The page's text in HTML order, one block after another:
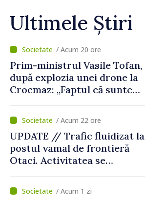
Ultimele Știri
/ Acum 20 ore
Prim-ministrul Vasile Tofan,
după explozia unei drone la
Crocmaz: „Faptul că suntem
ne protejează”
/ Acum 22 ore
UPDATE // Trafic fluidizat la
postul vamal de frontieră
Otaci. Activitatea se
normale
/ Acum 1 zi